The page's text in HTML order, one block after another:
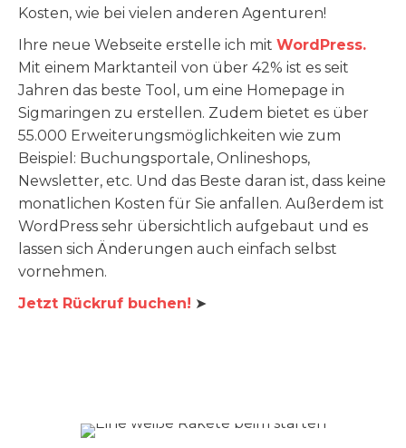
Kosten, wie bei vielen anderen Agenturen!
Ihre neue Webseite erstelle ich mit WordPress.
Mit einem Marktanteil von über 42% ist es seit
Jahren das beste Tool, um eine Homepage in
Sigmaringen zu erstellen. Zudem bietet es über
55.000 Erweiterungsmöglichkeiten wie zum
Beispiel: Buchungsportale, Onlineshops,
Newsletter, etc. Und das Beste daran ist, dass keine
monatlichen Kosten für Sie anfallen. Außerdem ist
WordPress sehr übersichtlich aufgebaut und es
lassen sich Änderungen auch einfach selbst
vornehmen.
Jetzt Rückruf buchen! ➤